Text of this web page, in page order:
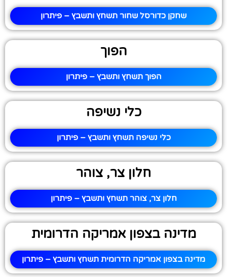
שחקן כדורסל שחור תשחץ ותשבץ – פיתרון
הפוך
הפוך תשחץ ותשבץ – פיתרון
כלי נשיפה
כלי נשיפה תשחץ ותשבץ – פיתרון
חלון צר, צוהר
חלון צר, צוהר תשחץ ותשבץ – פיתרון
מדינה בצפון אמריקה הדרומית
מדינה בצפון אמריקה הדרומית תשחץ ותשבץ – פיתרון